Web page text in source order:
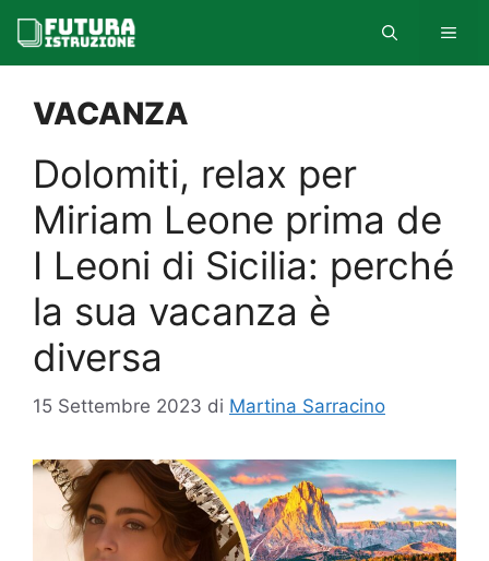
contenuto
VACANZA
Dolomiti, relax per
Miriam Leone prima de
I Leoni di Sicilia: perché
la sua vacanza è
diversa
15 Settembre 2023 di Martina Sarracino